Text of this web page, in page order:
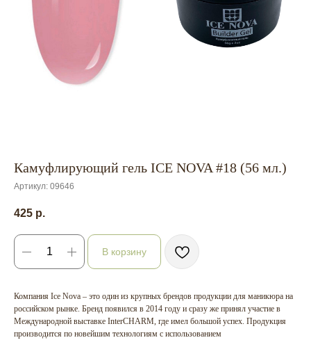
Камуфлирующий гель ICE NOVA #18 (56 мл.)
Артикул: 09646
425 р.
В корзину
Компания Ice Nova – это один из крупных брендов продукции для маникюра на
российском рынке. Бренд появился в 2014 году и сразу же принял участие в
Международной выставке InterCHARM, где имел большой успех. Продукция
производится по новейшим технологиям с использованием